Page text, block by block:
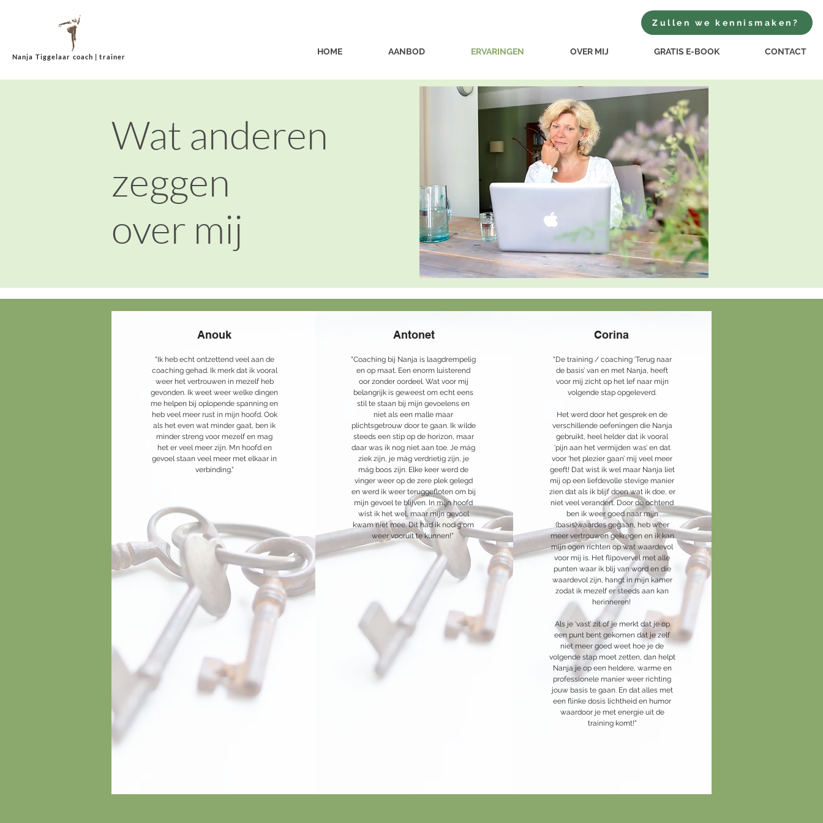
Nanja Tiggelaar coach | trainer
Zullen we kennismaken?
HOME AANBOD ERVARINGEN OVER MIJ GRATIS E-BOOK CONTACT
Wat anderen
zeggen
over mij
Anouk
"Ik heb echt ontzettend veel aan de
coaching gehad. Ik merk dat ik vooral
weer het vertrouwen in mezelf heb
gevonden. Ik weet weer welke dingen
me helpen bij oplopende spanning en
heb veel meer rust in mijn hoofd. Ook
als het even wat minder gaat, ben ik
minder streng voor mezelf en mag
het er veel meer zijn. Mn hoofd en
gevoel staan veel meer met elkaar in
verbinding."
Antonet
"Coaching bij Nanja is laagdrempelig
en op maat. Een enorm luisterend
oor zonder oordeel. Wat voor mij
belangrijk is geweest om echt eens
stil te staan bij mijn gevoelens en
niet als een malle maar
plichtsgetrouw door te gaan. Ik wilde
steeds een stip op de horizon, maar
daar was ik nog niet aan toe. Je mág
ziek zijn, je mág verdrietig zijn, je
mág boos zijn. Elke keer werd de
vinger weer op de zere plek gelegd
en werd ik weer teruggefloten om bij
mijn gevoel te blijven. In mijn hoofd
wist ik het wel, maar mijn gevoel
kwam niet mee. Dit had ik nodig om
weer vooruit te kunnen!"
Corina
"De training / coaching ‘Terug naar
de basis’ van en met Nanja, heeft
voor mij zicht op het lef naar mijn
volgende stap opgeleverd.
Het werd door het gesprek en de
verschillende oefeningen die Nanja
gebruikt, heel helder dat ik vooral
‘pijn aan het vermijden was’ en dat
voor ‘het plezier gaan’ mij veel meer
geeft! Dat wist ik wel maar Nanja liet
mij op een liefdevolle stevige manier
zien dat als ik blijf doen wat ik doe, er
niet veel verandert. Door de ochtend
ben ik weer goed naar mijn
(basis)waardes gegaan, heb weer
meer vertrouwen gekregen en ik kan
mijn ogen richten op wat waardevol
voor mij is. Het flipovervel met alle
punten waar ik blij van word en die
waardevol zijn, hangt in mijn kamer
zodat ik mezelf er steeds aan kan
herinneren!
Als je ‘vast’ zit of je merkt dat je op
een punt bent gekomen dat je zelf
niet meer goed weet hoe je de
volgende stap moet zetten, dan helpt
Nanja je op een heldere, warme en
professionele manier weer richting
jouw basis te gaan. En dat alles met
een flinke dosis lichtheid en humor
waardoor je met energie uit de
training komt!"